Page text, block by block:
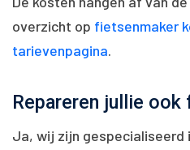
overzicht op fietsenmaker
tarievenpagina.
Repareren jullie ook
Ja, wij zijn gespecialiseerd